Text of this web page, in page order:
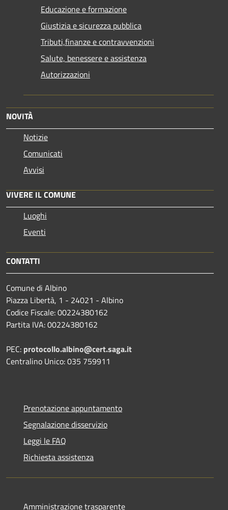
Educazione e formazione
Giustizia e sicurezza pubblica
Tributi,finanze e contravvenzioni
Salute, benessere e assistenza
Autorizzazioni
NOVITÀ
Notizie
Comunicati
Avvisi
VIVERE IL COMUNE
Luoghi
Eventi
CONTATTI
Comune di Albino
Piazza Libertà, 1 - 24021 - Albino
Codice Fiscale: 00224380162
Partita IVA: 00224380162
PEC: protocollo.albino@cert.saga.it
Centralino Unico: 035 759911
Prenotazione appuntamento
Segnalazione disservizio
Leggi le FAQ
Richiesta assistenza
Amministrazione trasparente